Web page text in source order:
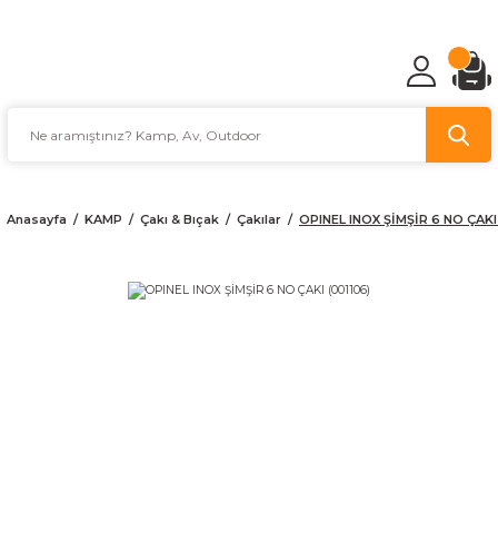
Anasayfa KAMP Çakı & Bıçak Çakılar OPINEL INOX ŞİMŞİR 6 NO